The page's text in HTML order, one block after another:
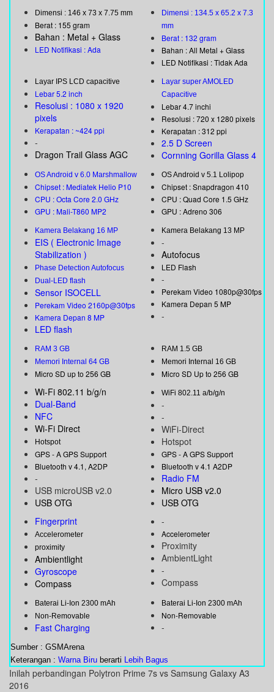
Dimensi : 146 x 73 x 7.75 mm
Berat : 155 gram
Bahan : Metal + Glass
LED Notifikasi : Ada
Dimensi : 134.5 x 65.2 x 7.3
mm
Berat : 132 gram
Bahan : All Metal + Glass
LED Notifikasi : Tidak Ada
Layar IPS LCD capacitive
Lebar 5.2 inch
Resolusi : 1080 x 1920
pixels
Kerapatan : ~424 ppi
-
Dragon Trail Glass AGC
Layar super AMOLED
Capacitive
Lebar 4.7 inchi
Resolusi : 720 x 1280 pixels
Kerapatan : 312 ppi
2.5 D Screen
Cornning Gorilla Glass 4
OS Android v 6.0 Marshmallow
Chipset : Mediatek Helio P10
CPU : Octa Core 2.0 GHz
GPU : Mali-T860 MP2
OS Android v 5.1 Lolipop
Chipset : Snapdragon 410
CPU : Quad Core 1.5 GHz
GPU : Adreno 306
Kamera Belakang 16 MP
EIS ( Electronic Image
Stabilization )
Phase Detection Autofocus
Dual-LED flash
Sensor ISOCELL
Perekam Video 2160p@30fps
Kamera Depan 8 MP
LED flash
Kamera Belakang 13 MP
-
Autofocus
LED Flash
-
Perekam Video 1080p@30fps
Kamera Depan 5 MP
-
RAM 3 GB
Memori Internal 64 GB
Micro SD up to 256 GB
RAM 1.5 GB
Memori Internal 16 GB
Micro SD Up to 256 GB
Wi-Fi 802.11 b/g/n
Dual-Band
NFC
Wi-Fi Direct
Hotspot
GPS - A GPS Support
Bluetooth v 4.1, A2DP
-
USB microUSB v2.0
USB OTG
WiFi 802.11 a/b/g/n
-
-
WiFi-Direct
Hotspot
GPS - A GPS Support
Bluetooth v 4.1 A2DP
Radio FM
Micro USB v2.0
USB OTG
Fingerprint
Accelerometer
proximity
Ambientlight
Gyroscope
Compass
-
Accelerometer
Proximity
AmbientLight
-
Compass
Baterai Li-Ion 2300 mAh
Non-Removable
Fast Charging
Baterai Li-Ion 2300 mAh
Non-Removable
-
Sumber : GSMArena
Keterangan : Warna Biru berarti Lebih Bagus
Inilah perbandingan Polytron Prime 7s vs Samsung Galaxy A3
2016